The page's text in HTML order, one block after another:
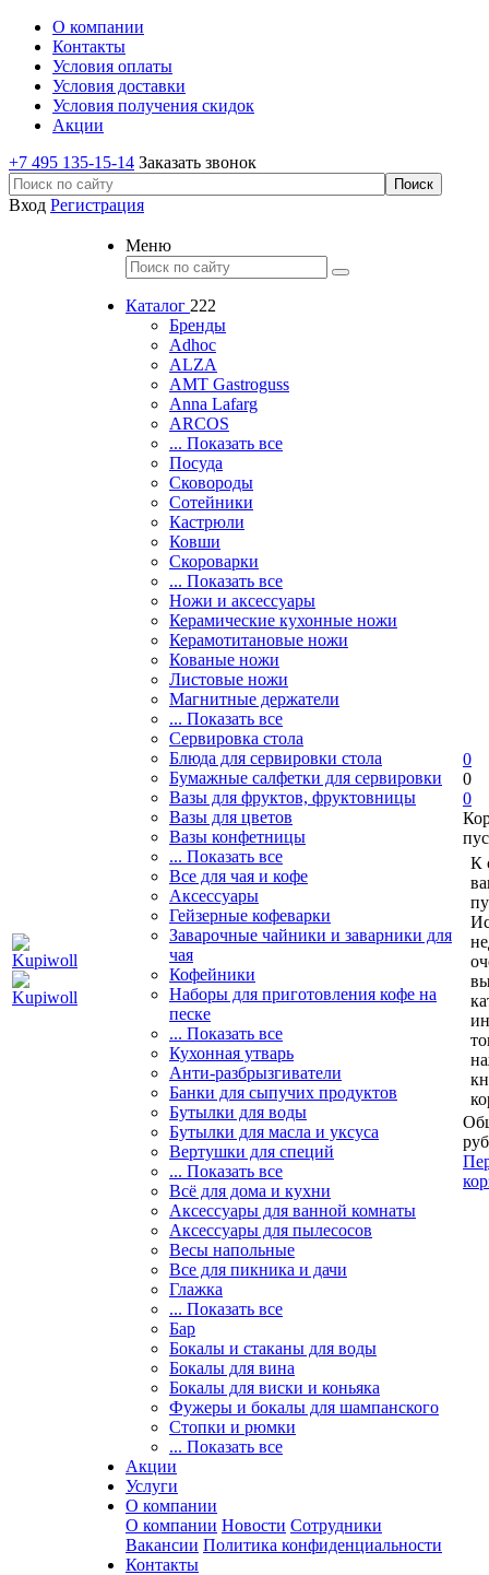
О компании
Контакты
Условия оплаты
Условия доставки
Условия получения скидок
Акции
+7 495 135-15-14 Заказать звонок
Вход Регистрация
Меню
Каталог 222
Бренды
Adhoc
ALZA
AMT Gastroguss
Anna Lafarg
ARCOS
... Показать все
Посуда
Сковороды
Сотейники
Кастрюли
Ковши
Скороварки
... Показать все
Ножи и аксессуары
Керамические кухонные ножи
Керамотитановые ножи
Кованые ножи
Листовые ножи
Магнитные держатели
... Показать все
Сервировка стола
Блюда для сервировки стола
Бумажные салфетки для сервировки
Вазы для фруктов, фруктовницы
Вазы для цветов
Вазы конфетницы
... Показать все
Все для чая и кофе
Аксессуары
Гейзерные кофеварки
Заварочные чайники и заварники для
чая
Кофейники
Наборы для приготовления кофе на
песке
... Показать все
Кухонная утварь
Анти-разбрызгиватели
Банки для сыпучих продуктов
Бутылки для воды
Бутылки для масла и уксуса
Вертушки для специй
... Показать все
Всё для дома и кухни
Аксессуары для ванной комнаты
Аксессуары для пылесосов
Весы напольные
Все для пикника и дачи
Глажка
... Показать все
Бар
Бокалы и стаканы для воды
Бокалы для вина
Бокалы для виски и коньяка
Фужеры и бокалы для шампанского
Стопки и рюмки
... Показать все
Акции
Услуги
О компании
О компании Новости Сотрудники
Вакансии Политика конфиденциальности
Контакты
0
0
0
К